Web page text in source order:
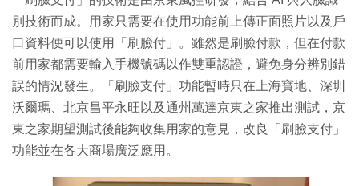
別技術而成。用家只需要在使用功能前上傳正面照片以及戶
口資料便可以使用「刷臉付」。雖然是刷臉付款，但在付款
前用家都需要輸入手機號碼以作雙重認證，避免身分辨別錯
誤的情況發生。「刷臉支付」功能暫時只在上海寶地、深圳
沃爾瑪、北京昌平永旺以及通州萬達京東之家推出測試，京
東之家期望測試後能夠收集用家的意見，改良「刷臉支付」
功能並在各大商場廣泛應用。